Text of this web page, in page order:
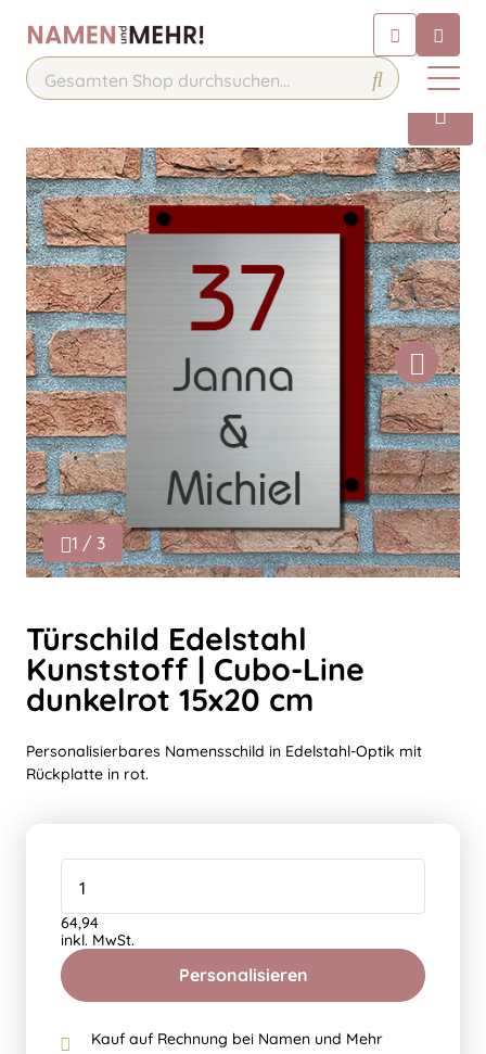
Chatten Sie 24/7 mit unserem
hilfreichen Chatbot
Kontakt
1 / 3
Türschild Edelstahl
Kunststoff | Cubo-Line
dunkelrot 15x20 cm
Personalisierbares Namensschild in Edelstahl-Optik mit
Rückplatte in rot.
Personalisieren
64,94
inkl. MwSt.
Kauf auf Rechnung bei Namen und Mehr